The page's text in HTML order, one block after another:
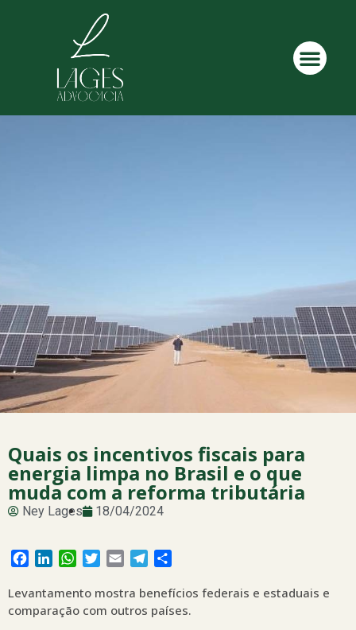
Quais os incentivos fiscais para
energia limpa no Brasil e o que
muda com a reforma tributária
Ney Lages 18/04/2024
Facebook
LinkedInWhatsApp
Twitter
Email Telegram
Levantamento mostra benefícios federais e estaduais e
comparação com outros países.